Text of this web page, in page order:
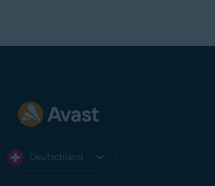
Deutschland